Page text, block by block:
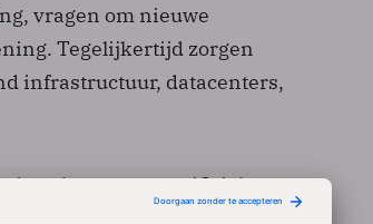
vragen om nieuwe
Tegelijkertijd zorgen
infrastructuur, datacenters,
de opkomst van artificial
niet alleen toepassingen en